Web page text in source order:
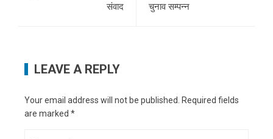
संवाद
चुनाव सम्पन्न
LEAVE A REPLY
Your email address will not be published. Required fields
are marked *